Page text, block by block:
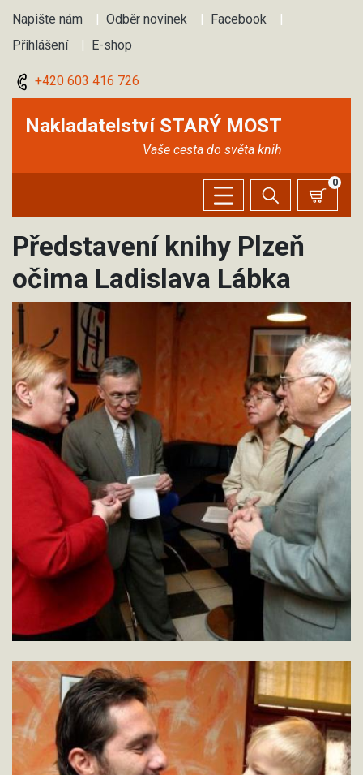
Napište nám | Odběr novinek | Facebook
|
Přihlášení
| E-shop
+420 603 416 726
Nakladatelství STARÝ MOST
Vaše cesta do světa knih
0
Představení knihy Plzeň
očima Ladislava Lábka